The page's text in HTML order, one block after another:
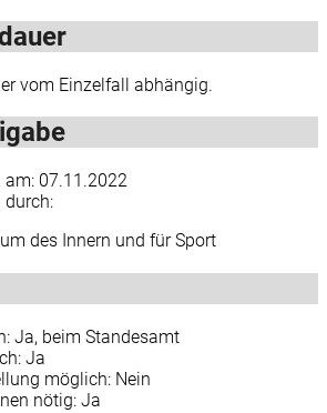
vom Einzelfall abhängig.
am: 07.11.2022
durch:
des Innern und für Sport
Ja, beim Standesamt
Ja
möglich: Nein
nötig: Ja